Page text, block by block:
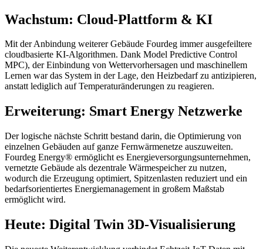
Wachstum: Cloud-Plattform & KI
Mit der Anbindung weiterer Gebäude Fourdeg immer ausgefeiltere
cloudbasierte KI-Algorithmen. Dank Model Predictive Control
MPC), der Einbindung von Wettervorhersagen und maschinellem
Lernen war das System in der Lage, den Heizbedarf zu antizipieren,
anstatt lediglich auf Temperaturänderungen zu reagieren.
Erweiterung: Smart Energy Netzwerke
Der logische nächste Schritt bestand darin, die Optimierung von
einzelnen Gebäuden auf ganze Fernwärmenetze auszuweiten.
Fourdeg Energy® ermöglicht es Energieversorgungsunternehmen,
vernetzte Gebäude als dezentrale Wärmespeicher zu nutzen,
wodurch die Erzeugung optimiert, Spitzenlasten reduziert und ein
bedarfsorientiertes Energiemanagement in großem Maßstab
ermöglicht wird.
Heute: Digital Twin 3D-Visualisierung